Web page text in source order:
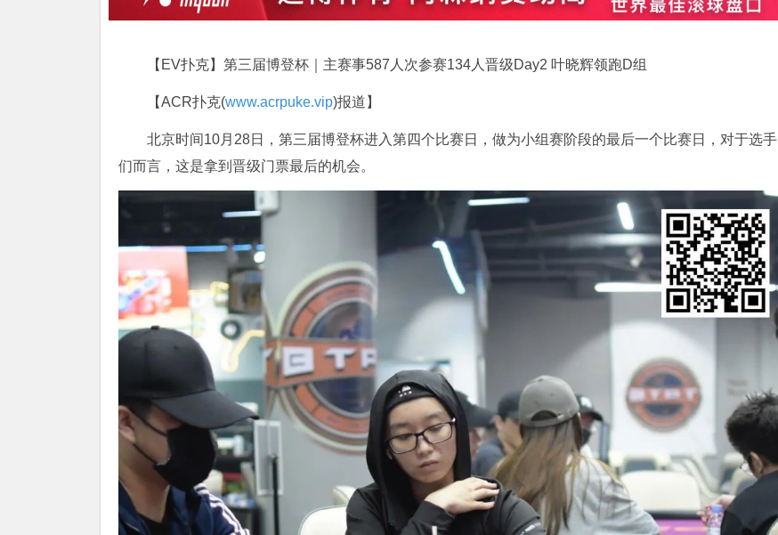
【EV扑克】第三届博登杯｜主赛事587人次参赛134人晋级Day2 叶晓辉领跑D组
【ACR扑克(www.acrpuke.vip)报道】
北京时间10月28日，第三届博登杯进入第四个比赛日，做为小组赛阶段的最后一个比赛日，对于选手
们而言，这是拿到晋级门票最后的机会。